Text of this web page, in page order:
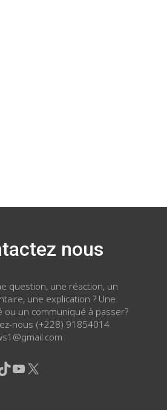
nous
question, une réaction, un
une explication ? Une
ou un communiqué à passer?
nous (+228) 91854014
YouTube
X